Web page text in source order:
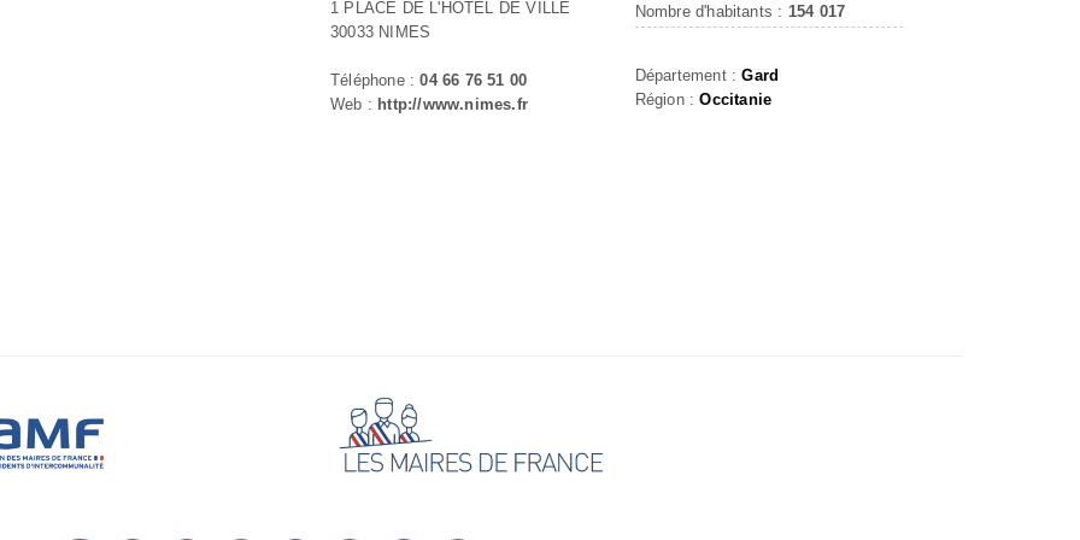
1 PLACE DE L'HOTEL DE VILLE
30033 NIMES
Téléphone :04 66 76 51 00
Web : http://www.nimes.fr
Nombre d'habitants : 154 017
Département :Gard
Région :Occitanie